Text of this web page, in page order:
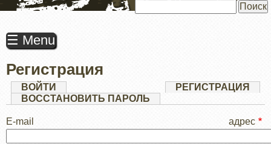
☰ Menu
Регистрация
Главные
вкладки
ВОЙТИ РЕГИСТРАЦИЯ
ВОССТАНОВИТЬ ПАРОЛЬ
E-mail адрес